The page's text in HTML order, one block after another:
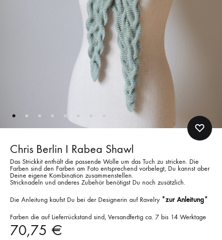
Chris Berlin I Rabea Shawl
Das Strickkit enthält die passende Wolle um das Tuch zu stricken. Die
Farben sind den Farben am Foto entsprechend vorbelegt, Du kannst aber
Deine eigene Kombination zusammenstellen.
Stricknadeln und anderes Zubehör benötigst Du noch zusätzlich.
Die Anleitung kaufst Du bei der Designerin auf Ravelry*zur Anleitung*
Farben die auf Lieferrückstand sind, Versandfertig ca. 7 bis 14 Werktage
70,75 €